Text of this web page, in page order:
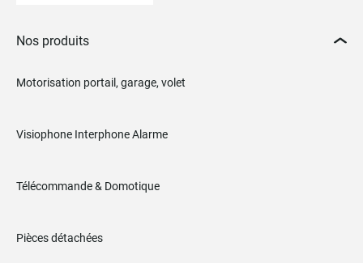
Nos produits
Motorisation portail, garage, volet
Visiophone Interphone Alarme
Télécommande & Domotique
Pièces détachées